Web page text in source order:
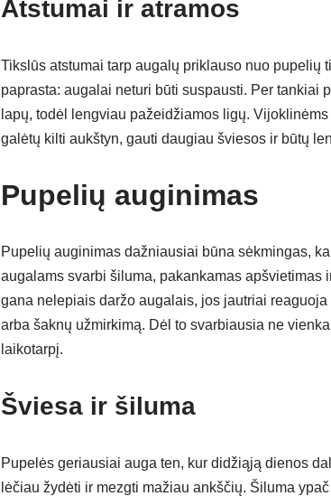
Atstumai ir atramos
Tikslūs atstumai tarp augalų priklauso nuo pupelių
paprasta: augalai neturi būti suspausti. Per
lapų, todėl lengviau pažeidžiamos ligų.
galėtų kilti aukštyn, gauti daugiau šviesos ir būtų
Pupelių auginimas
Pupelių auginimas dažniausiai būna sėkmingas,
augalams svarbi šiluma, pakankamas
gana nelepiais daržo augalais, jos jautriai
arba šaknų užmirkimą. Dėl to svarbiausia ne
laikotarpį.
Šviesa ir šiluma
Pupelės geriausiai auga ten, kur didžiąją dienos
lėčiau žydėti ir mezgti mažiau ankščių. Šiluma